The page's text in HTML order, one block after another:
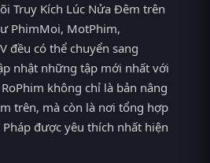
Truy Kích Lúc Nửa Đêm trên
PhimMoi, MotPhim,
đều có thể chuyển sang
nhật những tập mới nhất với
không chỉ là bản nâng
trên, mà còn là nơi tổng hợp
được yêu thích nhất hiện